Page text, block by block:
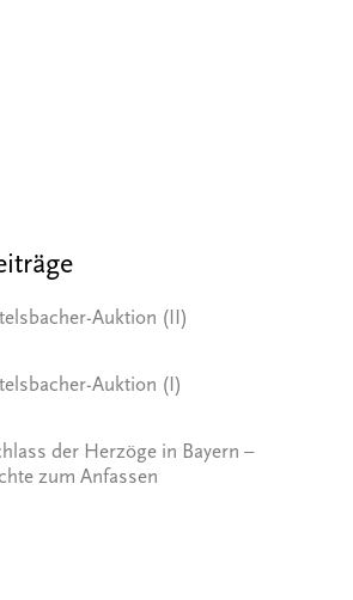
Auktion (II)
Auktion (I)
der Herzöge in Bayern –
zum Anfassen